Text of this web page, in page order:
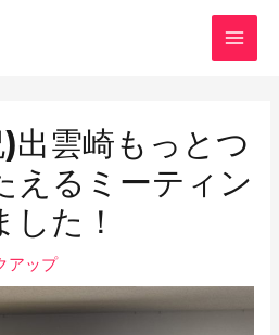
出雲崎もっとつ
えるミーティン
た！
アップ